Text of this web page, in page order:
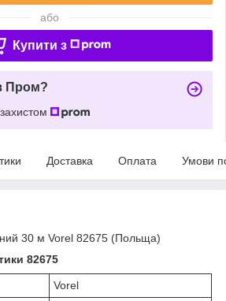
або
Купити з
Пром?
Доставка Оплата Умови
30 м Vorel 82675 (Польща)
82675
Vorel